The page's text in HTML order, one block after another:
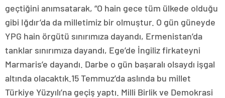
geçtiğini anımsatarak, “O hain gece tüm ülkede olduğu
gibi Iğdır’da da milletimiz bir olmuştur. O gün güneyde
YPG hain örgütü sınırımıza dayandı, Ermenistan’da
tanklar sınırımıza dayandı, Ege’de İngiliz firkateyni
Marmaris’e dayandı. Darbe o gün başaralı olsaydı işgal
altında olacaktık.15 Temmuz’da aslında bu millet
Türkiye Yüzyılı’na geçiş yaptı. Milli Birlik ve Demokrasi